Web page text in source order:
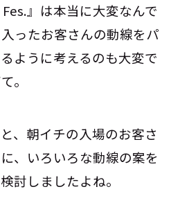
Fes.』は本当に大変なんで
ったお客さんの動線をパ
ように考えるのも大変で
。
、朝イチの入場のお客さ
、いろいろな動線の案を
討しましたよね。